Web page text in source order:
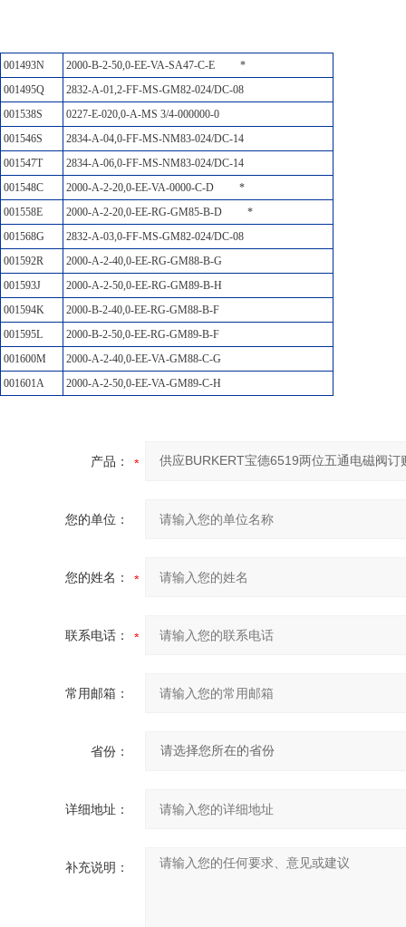
001493N 2000-B-2-50,0-EE-VA-SA47-C-E
*
001495Q
2832-A-01,2-FF-MS-GM82-024/DC-08
001538S
0227-E-020,0-A-MS 3/4-000000-0
001546S
2834-A-04,0-FF-MS-NM83-024/DC-14
001547T
2834-A-06,0-FF-MS-NM83-024/DC-14
001548C
2000-A-2-20,0-EE-VA-0000-C-D
*
001558E
2000-A-2-20,0-EE-RG-GM85-B-D
*
001568G
2832-A-03,0-FF-MS-GM82-024/DC-08
001592R
2000-A-2-40,0-EE-RG-GM88-B-G
001593J
2000-A-2-50,0-EE-RG-GM89-B-H
001594K
2000-B-2-40,0-EE-RG-GM88-B-F
001595L
2000-B-2-50,0-EE-RG-GM89-B-F
001600M
2000-A-2-40,0-EE-VA-GM88-C-G
001601A
2000-A-2-50,0-EE-VA-GM89-C-H
产品：
您的单位：
您的姓名：
联系电话：
常用邮箱：
省份：
详细地址：
补充说明：